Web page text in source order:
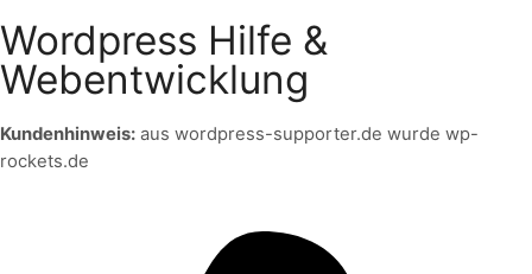
Wordpress Hilfe &
Webentwicklung
Kundenhinweis: aus wordpress-supporter.de wurde wp-
rockets.de